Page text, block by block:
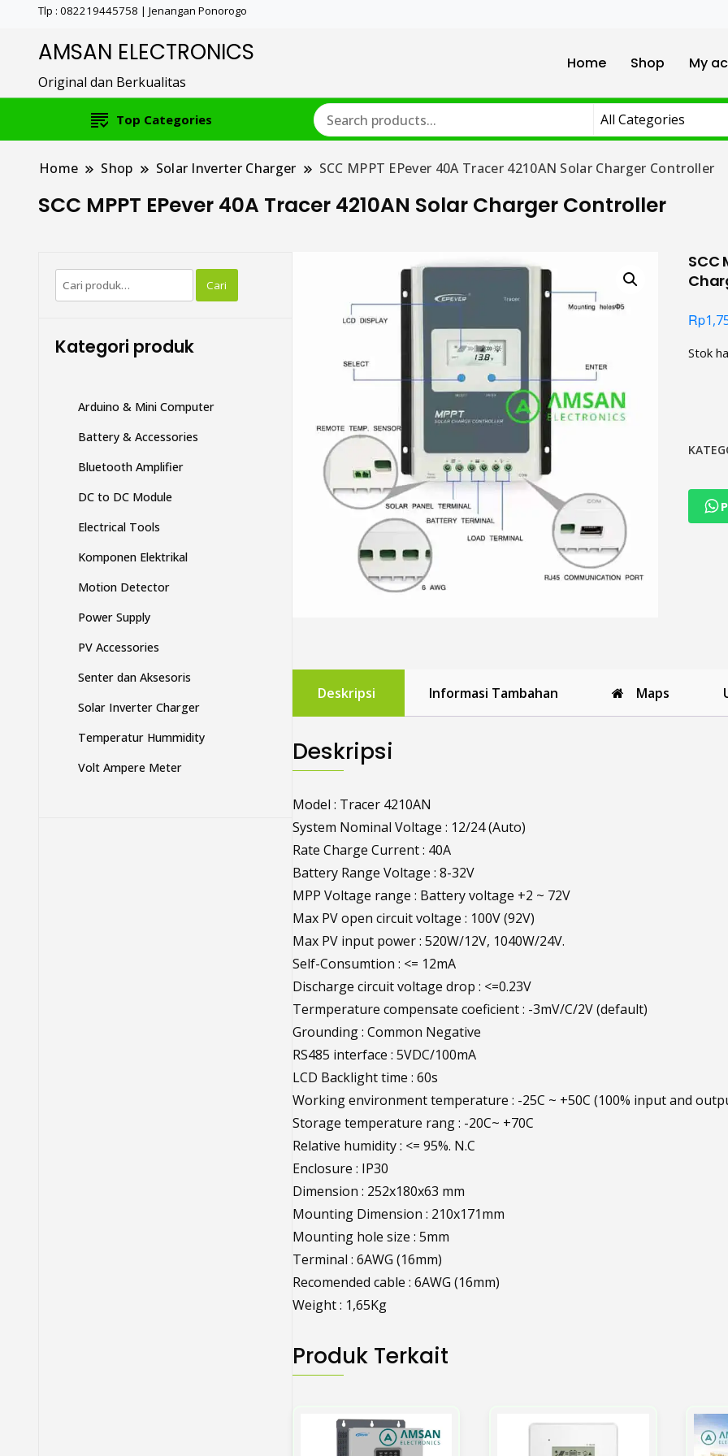
Tlp : 082219445758 | Jenangan Ponorogo
AMSAN ELECTRONICS
Original dan Berkualitas
Home Shop My
Top Categories
Home Shop Solar Inverter Charger SCC MPPT EPever 40A Tracer 4210AN Solar Charger Controller
SCC MPPT EPever 40A Tracer 4210AN Solar Charger Controller
SCC
Rp
Stok
Deskripsi Informasi Tambahan Maps
Deskripsi
Model : Tracer 4210AN
System Nominal Voltage : 12/24 (Auto)
Rate Charge Current : 40A
Battery Range Voltage : 8-32V
MPP Voltage range : Battery voltage +2 ~ 72V
Max PV open circuit voltage : 100V (92V)
Max PV input power : 520W/12V, 1040W/24V.
Self-Consumtion : <= 12mA
Discharge circuit voltage drop : <=0.23V
Termperature compensate coeficient : -3mV/C/2V (default)
Grounding : Common Negative
RS485 interface : 5VDC/100mA
LCD Backlight time : 60s
Working environment temperature : -25C ~ +50C (100% input and
Storage temperature rang : -20C~ +70C
Relative humidity : <= 95%. N.C
Enclosure : IP30
Dimension : 252x180x63 mm
Mounting Dimension : 210x171mm
Mounting hole size : 5mm
Terminal : 6AWG (16mm)
Recomended cable : 6AWG (16mm)
Weight : 1,65Kg
Produk Terkait
Pencarian
untuk:
Cari
Kategori produk
Arduino & Mini Computer
Battery & Accessories
Bluetooth Amplifier
DC to DC Module
Electrical Tools
Komponen Elektrikal
Motion Detector
Power Supply
PV Accessories
Senter dan Aksesoris
Solar Inverter Charger
Temperatur Hummidity
Volt Ampere Meter